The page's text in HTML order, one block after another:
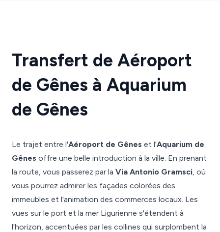
Transfert de Aéroport
de Gênes à Aquarium
de Gênes
Le trajet entre l'Aéroport de Gênes et l'Aquarium de
Gênes offre une belle introduction à la ville. En prenant
la route, vous passerez par la Via Antonio Gramsci, où
vous pourrez admirer les façades colorées des
immeubles et l'animation des commerces locaux. Les
vues sur le port et la mer Ligurienne s'étendent à
l'horizon, accentuées par les collines qui surplombent la